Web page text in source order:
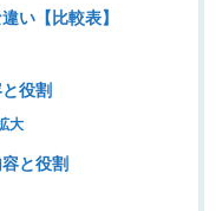
い【比較表】
役割
大
と役割